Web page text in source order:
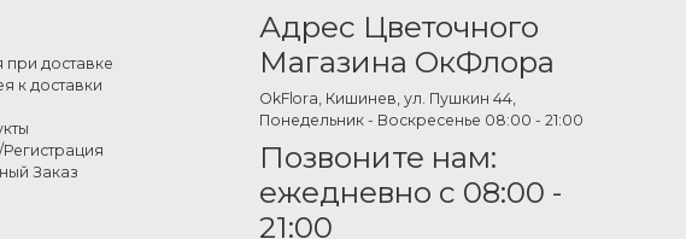
доставке
к доставки
Заказ
Адрес Цветочного
Магазина ОкФлора
OkFlora, Кишинев, ул. Пушкин 44,
Понедельник - Воскресенье 08:00 - 21:00
Позвоните нам:
ежедневно с 08:00 -
21:00